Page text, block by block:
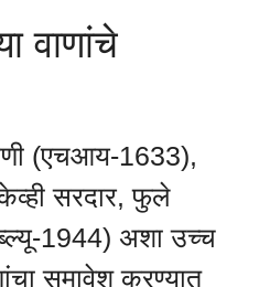
वाणांचे
(एचआय-1633),
सरदार, फुले
1944) अशा उच्च
समावेश करण्यात